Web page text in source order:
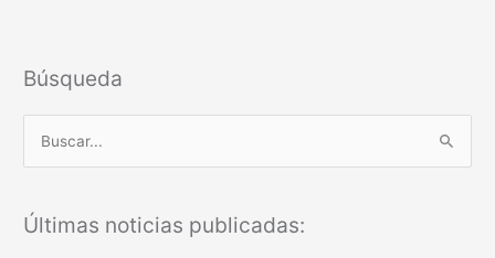
Búsqueda
c
Últimas noticias publicadas: